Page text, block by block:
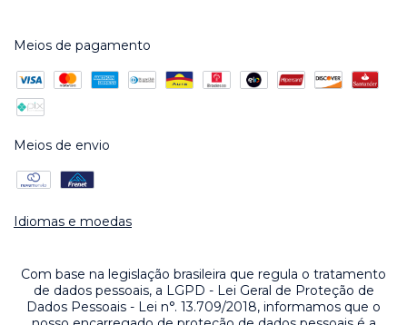
Meios de pagamento
Meios de envio
Idiomas e moedas
Com base na legislação brasileira que regula o tratamento
de dados pessoais, a LGPD - Lei Geral de Proteção de
Dados Pessoais - Lei n°. 13.709/2018, informamos que o